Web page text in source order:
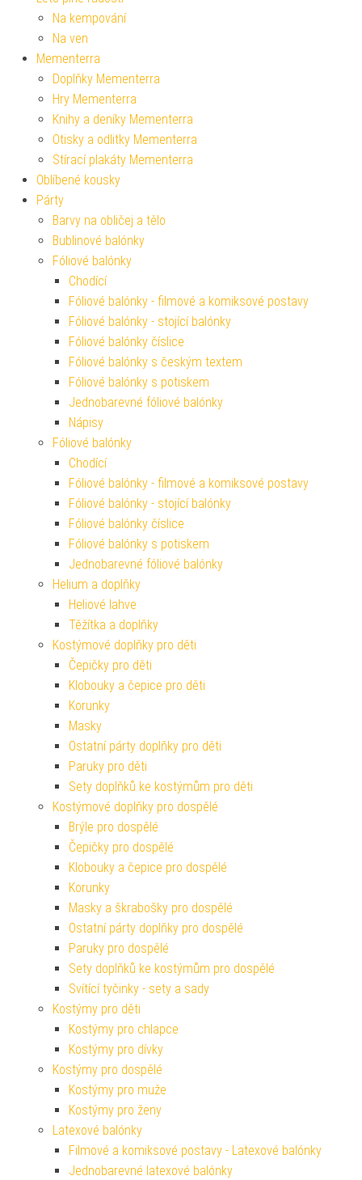
Na kempování
Na ven
Mementerra
Doplňky Mementerra
Hry Mementerra
Knihy a deníky Mementerra
Otisky a odlitky Mementerra
Stírací plakáty Mementerra
Oblíbené kousky
Párty
Barvy na obličej a tělo
Bublinové balónky
Fóliové balónky
Chodící
Fóliové balónky - filmové a komiksové postavy
Fóliové balónky - stojící balónky
Fóliové balónky číslice
Fóliové balónky s českým textem
Fóliové balónky s potiskem
Jednobarevné fóliové balónky
Nápisy
Fóliové balónky
Chodící
Fóliové balónky - filmové a komiksové postavy
Fóliové balónky - stojící balónky
Fóliové balónky číslice
Fóliové balónky s potiskem
Jednobarevné fóliové balónky
Helium a doplňky
Heliové lahve
Těžítka a doplňky
Kostýmové doplňky pro děti
Čepičky pro děti
Klobouky a čepice pro děti
Korunky
Masky
Ostatní párty doplňky pro děti
Paruky pro děti
Sety doplňků ke kostýmům pro děti
Kostýmové doplňky pro dospělé
Brýle pro dospělé
Čepičky pro dospělé
Klobouky a čepice pro dospělé
Korunky
Masky a škrabošky pro dospělé
Ostatní párty doplňky pro dospělé
Paruky pro dospělé
Sety doplňků ke kostýmům pro dospělé
Svítící tyčinky - sety a sady
Kostýmy pro děti
Kostýmy pro chlapce
Kostýmy pro dívky
Kostýmy pro dospělé
Kostýmy pro muže
Kostýmy pro ženy
Latexové balónky
Filmové a komiksové postavy - Latexové balónky
Jednobarevné latexové balónky